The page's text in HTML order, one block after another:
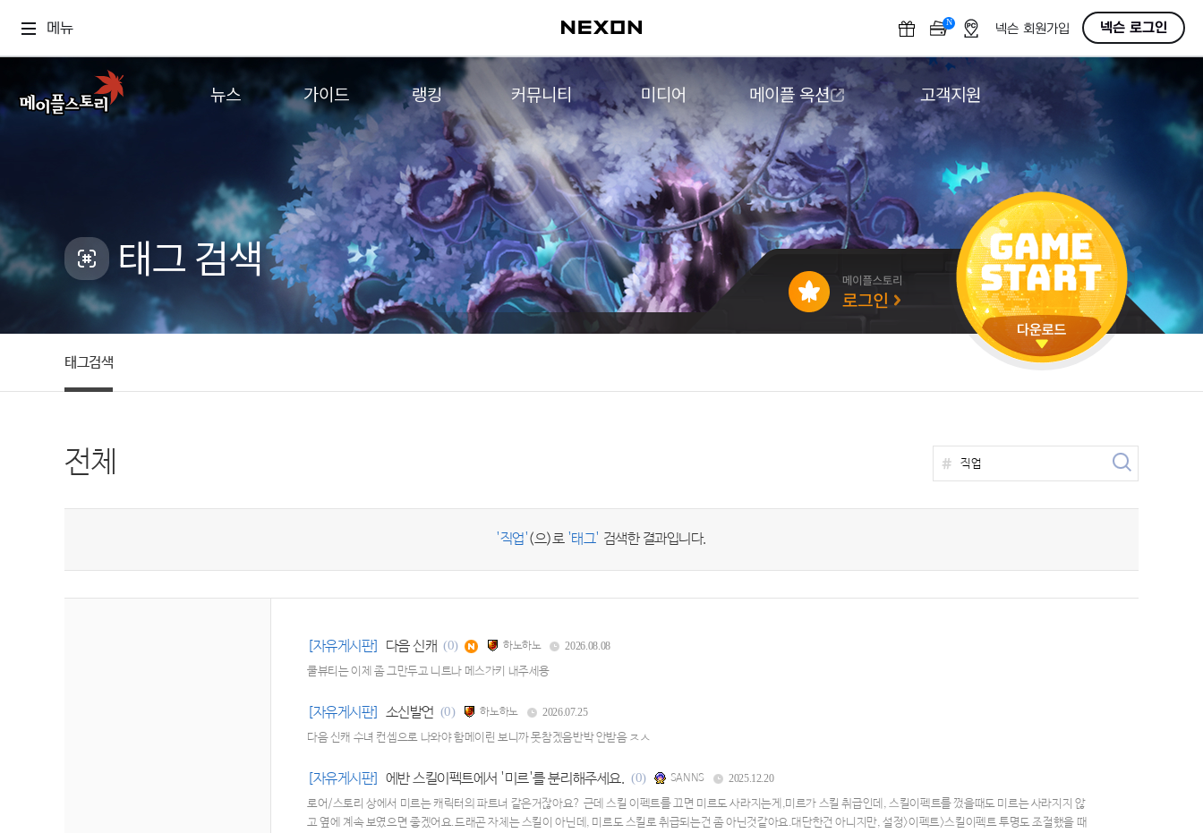
메뉴 N OFF넥슨 회원가입 넥슨 로그인
뉴스
업데이트
이벤트
캐시샵 공지
메이플 알림판
with maple
가이드
게임정보
직업소개
확률형 아이템
NEXON NOW
추가정보
랭킹
월드 랭킹
컨텐츠 랭킹
커뮤니티
자유게시판
메이플 아트
메이플 코디
메이플스토리 파트너스
AI Style Finder
미니게임
커뮤니티 아카이브
미디어
영상
음악
아트웍
웹툰
메이플 옥션
메이플 옥션
고객지원
다운로드
도움말/1:1문의
버그악용/불법프로그램 신고
게임 접근성
태그 검색
태그검색
전체
'직업'(으)로 '태그' 검색한 결과입니다.
[자유게시판] 다음 신캐 (0) 하노하노 2026.08.08
쿨뷰티는 이제 좀 그만두고 니트나 메스가키 내주세용
[자유게시판] 소신발언 (0) 하노하노 2026.07.25
다음 신캐 수녀 컨셉으로 나와야 함메이린 보니까 못참겠음반박 안받음 ㅈㅅ
[자유게시판] 에반 스킬이펙트에서 '미르'를 분리해주세요. (0) SANNS 2025.12.20
로어/스토리 상에서 미르는 캐릭터의 파트너 같은거잖아요? 근데 스킬 이펙트를 끄면 미르도 사라지는게,미르가 스킬 취급인데, 스킬이펙트를 껐을때도 미르는 사라지지 않
고 옆에 계속 보였으면 좋겠어요.드래곤 자체는 스킬이 아닌데, 미르도 스킬로 취급되는건 좀 아닌것같아요.대단한건 아니지만, 설정>이펙트>스킬이펙트 투명도 조절했을 때